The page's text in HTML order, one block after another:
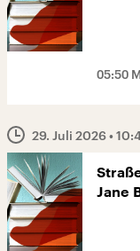
05:50
29. Juli 2026•
Jane